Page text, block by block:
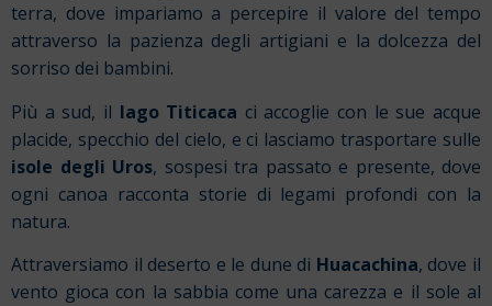
terra, dove impariamo a percepire il valore del tempo
attraverso la pazienza degli artigiani e la dolcezza del
sorriso dei bambini.
Più a sud, il lago Titicaca ci accoglie con le sue acque
placide, specchio del cielo, e ci lasciamo trasportare sulle
isole degli Uros, sospesi tra passato e presente, dove
ogni canoa racconta storie di legami profondi con la
natura.
Attraversiamo il deserto e le dune di Huacachina, dove il
vento gioca con la sabbia come una carezza e il sole al